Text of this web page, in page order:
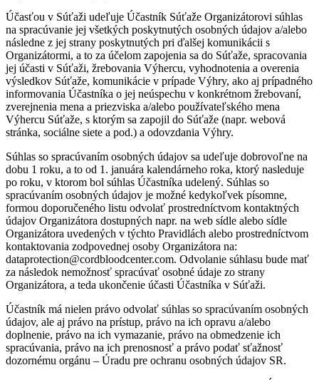
Účasťou v Súťaži udeľuje Účastník Súťaže Organizátorovi súhlas
na spracúvanie jej všetkých poskytnutých osobných údajov a/alebo
následne z jej strany poskytnutých pri ďalšej komunikácii s
Organizátormi, a to za účelom zapojenia sa do Súťaže, spracovania
jej účasti v Súťaži, žrebovania Výhercu, vyhodnotenia a overenia
výsledkov Súťaže, komunikácie v prípade Výhry, ako aj prípadného
informovania Účastníka o jej neúspechu v konkrétnom žrebovaní,
zverejnenia mena a priezviska a/alebo používateľského mena
Výhercu Súťaže, s ktorým sa zapojil do Súťaže (napr. webová
stránka, sociálne siete a pod.) a odovzdania Výhry.
Súhlas so spracúvaním osobných údajov sa udeľuje dobrovoľne na
dobu 1 roku, a to od 1. januára kalendárneho roka, ktorý nasleduje
po roku, v ktorom bol súhlas Účastníka udelený. Súhlas so
spracúvaním osobných údajov je možné kedykoľvek písomne,
formou doporučeného listu odvolať prostredníctvom kontaktných
údajov Organizátora dostupných napr. na web sídle alebo sídle
Organizátora uvedených v týchto Pravidlách alebo prostredníctvom
kontaktovania zodpovednej osoby Organizátora na:
dataprotection@cordbloodcenter.com. Odvolanie súhlasu bude mať
za následok nemožnosť spracúvať osobné údaje zo strany
Organizátora, a teda ukončenie účasti Účastníka v Súťaži.
Účastník má nielen právo odvolať súhlas so spracúvaním osobných
údajov, ale aj právo na prístup, právo na ich opravu a/alebo
doplnenie, právo na ich vymazanie, právo na obmedzenie ich
spracúvania, právo na ich prenosnosť a právo podať sťažnosť
dozornému orgánu – Úradu pre ochranu osobných údajov SR.